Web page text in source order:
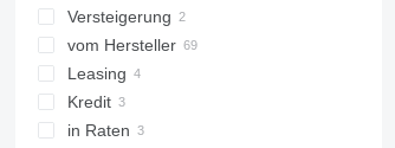
Versteigerung
vom Hersteller
Leasing
Kredit
in Raten